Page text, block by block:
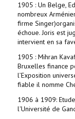
1905 : Un Belge,
nombreux
firme
échoue. Joris est
intervient en sa
1905 : Mihran
Bruxelles finance
l’Exposition
fiable il nomme
1906 à 1909:
l'Université de